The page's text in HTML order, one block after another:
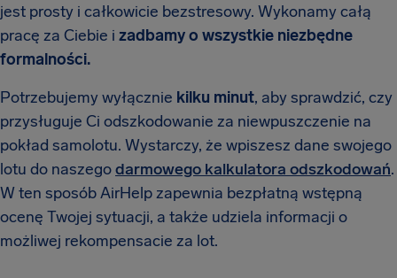
jest prosty i całkowicie bezstresowy. Wykonamy całą
pracę za Ciebie i zadbamy o wszystkie niezbędne
formalności.
Potrzebujemy wyłącznie kilku minut, aby sprawdzić, czy
przysługuje Ci odszkodowanie za niewpuszczenie na
pokład samolotu. Wystarczy, że wpiszesz dane swojego
lotu do naszegodarmowego kalkulatora odszkodowań.
W ten sposób AirHelp zapewnia bezpłatną wstępną
ocenę Twojej sytuacji, a także udziela informacji o
możliwej rekompensacie za lot.